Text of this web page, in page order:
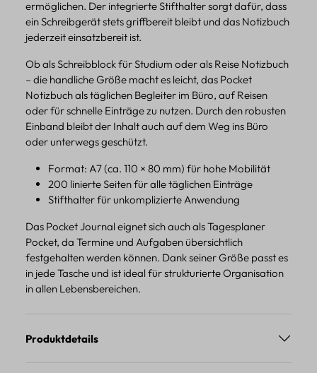
ermöglichen. Der integrierte Stifthalter sorgt dafür, dass
ein Schreibgerät stets griffbereit bleibt und das Notizbuch
jederzeit einsatzbereit ist.
Ob als Schreibblock für Studium oder als Reise Notizbuch
– die handliche Größe macht es leicht, das Pocket
Notizbuch als täglichen Begleiter im Büro, auf Reisen
oder für schnelle Einträge zu nutzen. Durch den robusten
Einband bleibt der Inhalt auch auf dem Weg ins Büro
oder unterwegs geschützt.
Format: A7 (ca. 110 × 80 mm) für hohe Mobilität
200 linierte Seiten für alle täglichen Einträge
Stifthalter für unkomplizierte Anwendung
Das Pocket Journal eignet sich auch als Tagesplaner
Pocket, da Termine und Aufgaben übersichtlich
festgehalten werden können. Dank seiner Größe passt es
in jede Tasche und ist ideal für strukturierte Organisation
in allen Lebensbereichen.
Produktdetails